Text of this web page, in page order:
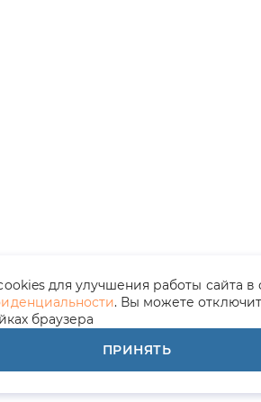
для улучшения работы сайта в
. Вы можете
браузера
ПРИНЯТЬ